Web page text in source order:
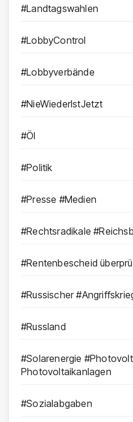
#Landtagswahlen
#LobbyControl
#Lobbyverbände
#NieWiederIstJetzt
#Öl
#Politik
#Presse #Medien
#Rechtsradikale
#Rentenbescheid
#Russischer
#Russland
#Solarenergie
Photovoltaikanlagen
#Sozialabgaben